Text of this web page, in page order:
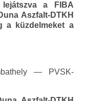
a FIBA
Aszfalt-DTKH
a küzdelmeket a
— PVSK-